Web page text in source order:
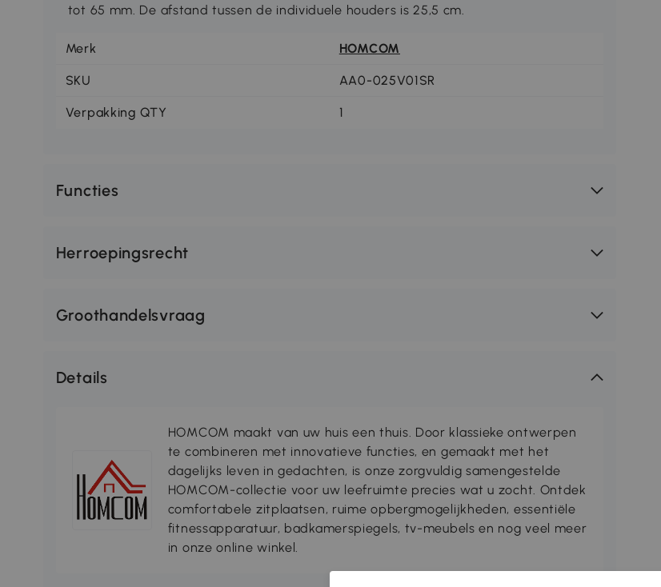
tot 65 mm. De afstand tussen de individuele houders is 25,5 cm.
Merk HOMCOM
SKU AA0-025V01SR
Verpakking QTY 1
Functies
Herroepingsrecht
Groothandelsvraag
Details
HOMCOM maakt van uw huis een thuis. Door klassieke ontwerpen
te combineren met innovatieve functies, en gemaakt met het
dagelijks leven in gedachten, is onze zorgvuldig samengestelde
HOMCOM-collectie voor uw leefruimte precies wat u zocht. Ontdek
comfortabele zitplaatsen, ruime opbergmogelijkheden, essentiële
fitnessapparatuur, badkamerspiegels, tv-meubels en nog veel meer
in onze online winkel.